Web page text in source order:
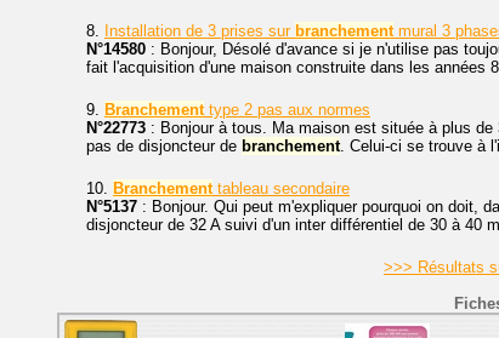
8. Installation de 3 prises sur branchementmural 3
N°14580 : Bonjour, Désolé d'avance si je n'utilise pas
fait l'acquisition d'une maison construite dans les années
9. Branchementtype 2 pas aux normes
N°22773 : Bonjour à tous. Ma maison est située à plus
pas de disjoncteur de branchement. Celui-ci se trouve à
10. Branchementtableau secondaire
N°5137 : Bonjour. Qui peut m'expliquer pourquoi on doit,
disjoncteur de 32 A suivi d'un inter différentiel de 30 à 40
>>> Résultats